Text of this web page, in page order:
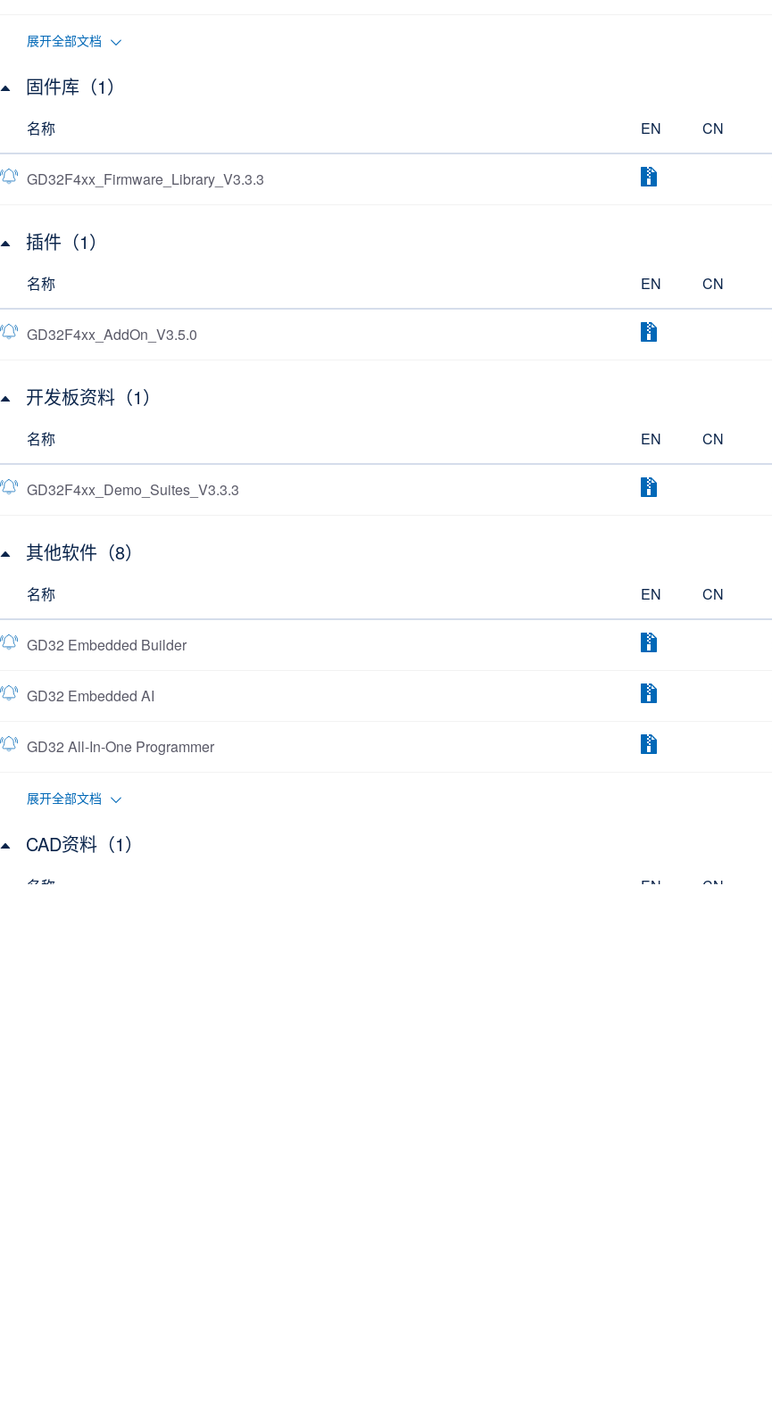
展开全部文档
固件库（1）
名称 EN CN
GD32F4xx_Firmware_Library_V3.3.3
插件（1）
名称 EN CN
GD32F4xx_AddOn_V3.5.0
开发板资料（1）
名称 EN CN
GD32F4xx_Demo_Suites_V3.3.3
其他软件（8）
名称 EN CN
GD32 Embedded Builder
GD32 Embedded AI
GD32 All-In-One Programmer
展开全部文档
CAD资料（1）
名称 EN CN